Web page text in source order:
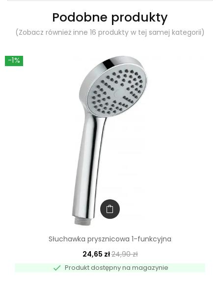
Podobne produkty
(Zobacz również inne 16 produkty w tej samej kategorii)
-1%
Słuchawka prysznicowa 1-funkcyjna
24,65 zł24,90 zł
 Produkt dostępny na magazynie